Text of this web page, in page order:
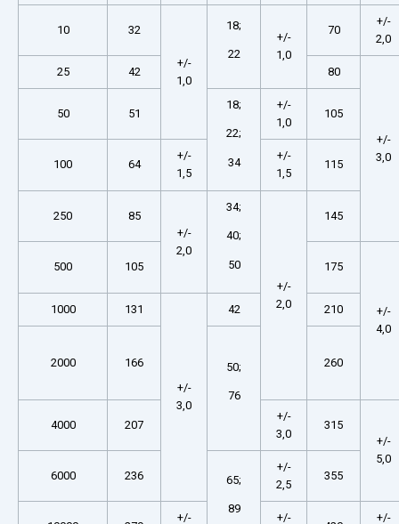
10 32
+/-
1,0
18;
22
+/-
1,0
70
+/-
2,0
25 42 80
+/-
3,0
50 51
18;
22;
34
+/-
1,0
105
100 64
+/-
1,5
+/-
1,5
115
250
85
+/-
2,0
34;
40;
50
+/-
2,0
145
500 105 175
+/-
4,0
1000 131
+/-
3,0
42 210
2000 166 50;
76
260
4000 207
+/-
3,0
315
+/-
5,0
6000
236 65;
89
+/-
2,5
355
+/- +/- +/-